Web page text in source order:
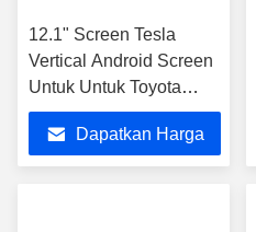
12.1" Screen Tesla
Vertical Android Screen
Untuk Untuk Toyota
Fortuner Hilux 2004-
2015 AUTO A/C
Dapatkan Harga